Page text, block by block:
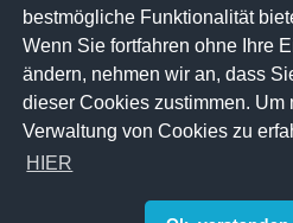
bestmögliche Funktionalität
Wenn Sie fortfahren ohne Ihre
ändern, nehmen wir an, dass
dieser Cookies zustimmen. Um
Verwaltung von Cookies zu
HIER